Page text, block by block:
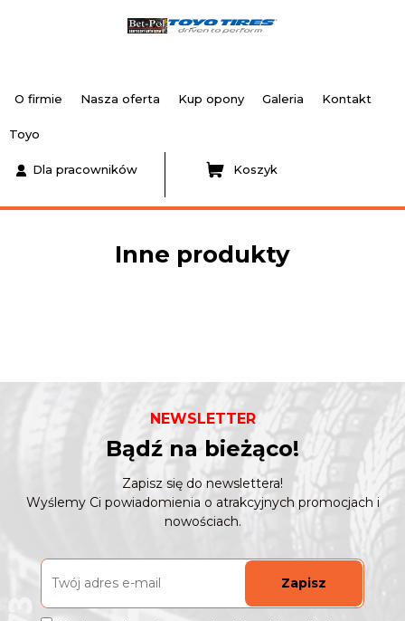
O firmie Nasza oferta Kup opony Galeria Kontakt
Toyo
Dla pracowników Koszyk
Inne produkty
NEWSLETTER
Bądź na bieżąco!
Zapisz się do newslettera!
Wyślemy Ci powiadomienia o atrakcyjnych promocjach i
nowościach.
Zapisz